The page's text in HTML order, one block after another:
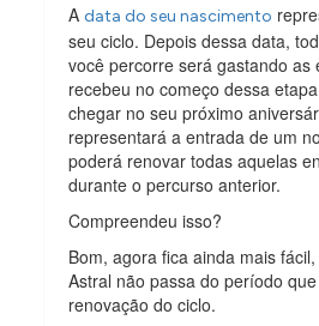
Adata do seu nascimento
seu ciclo. Depois dessa data,
você percorre será gastando as
recebeu no começo dessa
chegar no seu próximo
representará a entrada de um
poderá renovar todas aquelas
durante o percurso anterior.
Compreendeu isso?
Bom, agora fica ainda mais
Astral não passa do período
renovação do ciclo.